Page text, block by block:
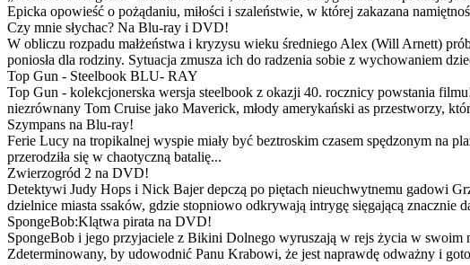
Epicka opowieść o pożądaniu, miłości i szaleństwie, w której zakazana
Czy mnie słychac? Na Blu-ray i DVD!
W obliczu rozpadu małżeństwa i kryzysu wieku średniego Alex (Will Arnett)
poniosła dla rodziny. Sytuacja zmusza ich do radzenia sobie z wychowaniem
Top Gun - Steelbook BLU- RAY
Top Gun - kolekcjonerska wersja steelbook z okazji 40. rocznicy powstania
niezrównany Tom Cruise jako Maverick, młody amerykański as przestworzy,
Szympans na Blu-ray!
Ferie Lucy na tropikalnej wyspie miały być beztroskim czasem spędzonym na
przerodziła się w chaotyczną batalię...
Zwierzogród 2 na DVD!
Detektywi Judy Hops i Nick Bajer depczą po piętach nieuchwytnemu gadowi
dzielnice miasta ssaków, gdzie stopniowo odkrywają intrygę sięgającą znacznie
SpongeBob:Klątwa pirata na DVD!
SpongeBob i jego przyjaciele z Bikini Dolnego wyruszają w rejs życia w
Zdeterminowany, by udowodnić Panu Krabowi, że jest naprawdę odważny i